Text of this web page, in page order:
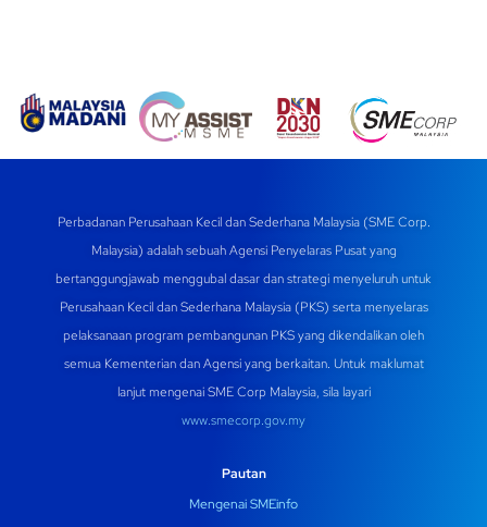
Perbadanan Perusahaan Kecil dan Sederhana Malaysia (SME Corp.
Malaysia) adalah sebuah Agensi Penyelaras Pusat yang
bertanggungjawab menggubal dasar dan strategi menyeluruh untuk
Perusahaan Kecil dan Sederhana Malaysia (PKS) serta menyelaras
pelaksanaan program pembangunan PKS yang dikendalikan oleh
semua Kementerian dan Agensi yang berkaitan. Untuk maklumat
lanjut mengenai SME Corp Malaysia, sila layari
www.smecorp.gov.my
Pautan
Mengenai SMEinfo